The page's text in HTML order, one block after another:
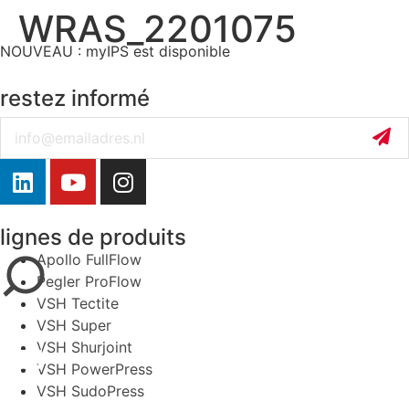
NOUVEAU : myIPS est disponible
fermer
WRAS_2201075
restez informé
lignes de produits
Apollo FullFlow
Pegler ProFlow
VSH Tectite
VSH Super
VSH Shurjoint
VSH PowerPress
VSH SudoPress